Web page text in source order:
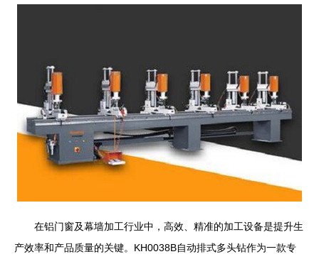
在铝门窗及幕墙加工行业中，高效、精准的加工设备是提升生
产效率和产品质量的关键。KH0038B自动排式多头钻作为一款专